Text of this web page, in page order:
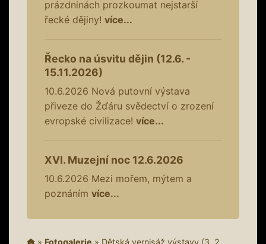
prázdninách prozkoumat nejstarší
řecké dějiny! více...
Řecko na úsvitu dějin (12.6. -
15.11.2026)
10.6.2026 Nová putovní výstava
přiveze do Žďáru svědectví o zrození
evropské civilizace! více...
XVI. Muzejní noc 12.6.2026
10.6.2026 Mezi mořem, mýtem a
poznáním více...
» Fotogalerie » Dětská vernisáž výstavy (3. 2.